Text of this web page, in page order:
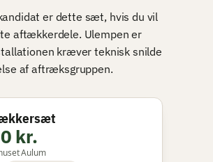
er dette sæt, hvis du vil
aftækkerdele. Ulempen er
kræver teknisk snilde
af aftræksgruppen.
kr.
Aulum